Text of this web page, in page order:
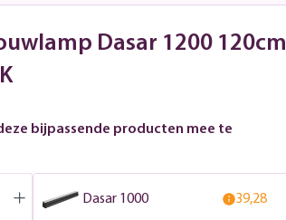
Dasar 1200 120cm
bijpassende producten mee te
Dasar 1000 39,28